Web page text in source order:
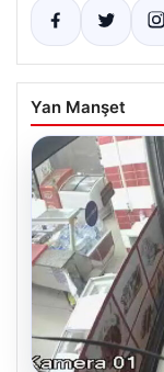
Yan Manşet